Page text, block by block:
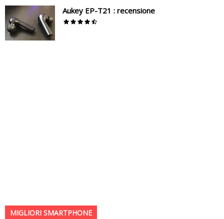
Aukey EP-T21 : recensione
MIGLIORI SMARTPHONE